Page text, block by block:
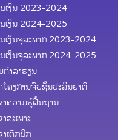
ເງິນ 2023-2024
ເງິນ 2024-2025
ເງິນຈຸລະພາກ 2023-2024
ເງິນຈຸລະພາກ 2024-2025
ຳລາຮຽນ
ຄງການຈົບຊັ້ນປະລິນຍາຕີ
ຄວາມຮູ້ຟື້ນຖານ
ະເພາະ
ເຕັກນິກ